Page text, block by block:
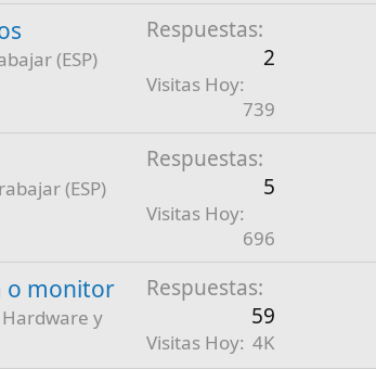
(ESP)
Respuestas
2
Visitas Hoy
739
(ESP)
Respuestas
5
Visitas Hoy
696
o monitor
y
Respuestas
59
Visitas Hoy 4K